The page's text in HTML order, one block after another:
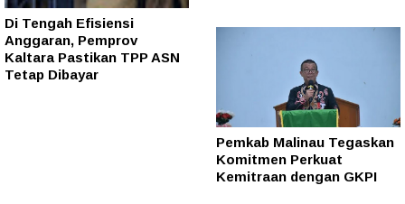
Di Tengah Efisiensi
Anggaran, Pemprov
Kaltara Pastikan TPP ASN
Tetap Dibayar
Pemkab Malinau Tegaskan
Komitmen Perkuat
Kemitraan dengan GKPI